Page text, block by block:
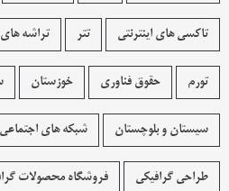
تاکسی های اینترنتی تتر تراشه
تورم حقوق فناوری خوزستان
سیستان و بلوچستان شبکه های اجتماعی
طراحی گرافیکی فروشگاه محصولات